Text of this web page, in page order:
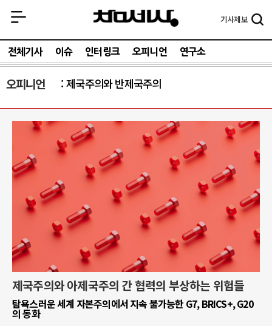
기사제보
전체기사 이슈 인터링크 오피니언 연구소
오피니언 제국주의와 반제국주의
제국주의와 아제국주의 간 협력의 부상하는 위험들
탐욕스러운 세계 자본주의에서 지속 불가능한 G7, BRICS+, G20
의 동화